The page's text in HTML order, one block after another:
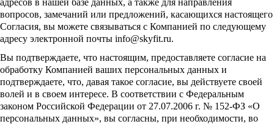
адресов в нашей базе данных, а также для направления
вопросов, замечаний или предложений, касающихся настоящего
Согласия, вы можете связываться с Компанией по следующему
адресу электронной почты info@skyfit.ru.
Вы подтверждаете, что настоящим, предоставляете согласие на
обработку Компанией ваших персональных данных и
подтверждаете, что, давая такое согласие, вы действуете своей
волей и в своем интересе. В соответствии с Федеральным
законом Российской Федерации от 27.07.2006 г. № 152-ФЗ «О
персональных данных», вы согласны, при необходимости, во